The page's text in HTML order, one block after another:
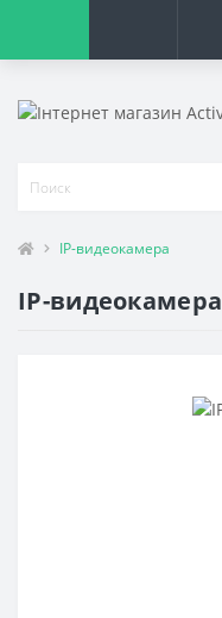
IP-видеокамера
IP-видеокамера